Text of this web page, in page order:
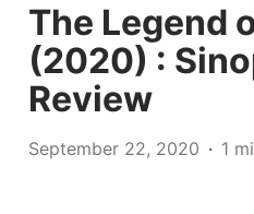
The Legend
(2020) :
Review
September 22, 2020 1